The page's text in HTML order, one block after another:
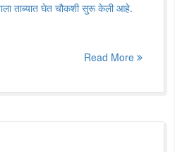
ताब्यात घेत चौकशी सुरू केली आहे.
Read More